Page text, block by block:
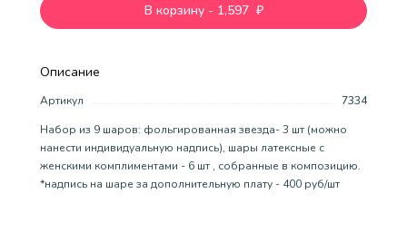
Описание
Артикул
7334
Набор из 9 шаров: фольгированная звезда- 3 шт (можно
нанести индивидуальную надпись), шары латексные с
женскими комплиментами - 6 шт , собранные в композицию.
*надпись на шаре за дополнительную плату - 400 руб/шт
В корзину - 1,597 ₽